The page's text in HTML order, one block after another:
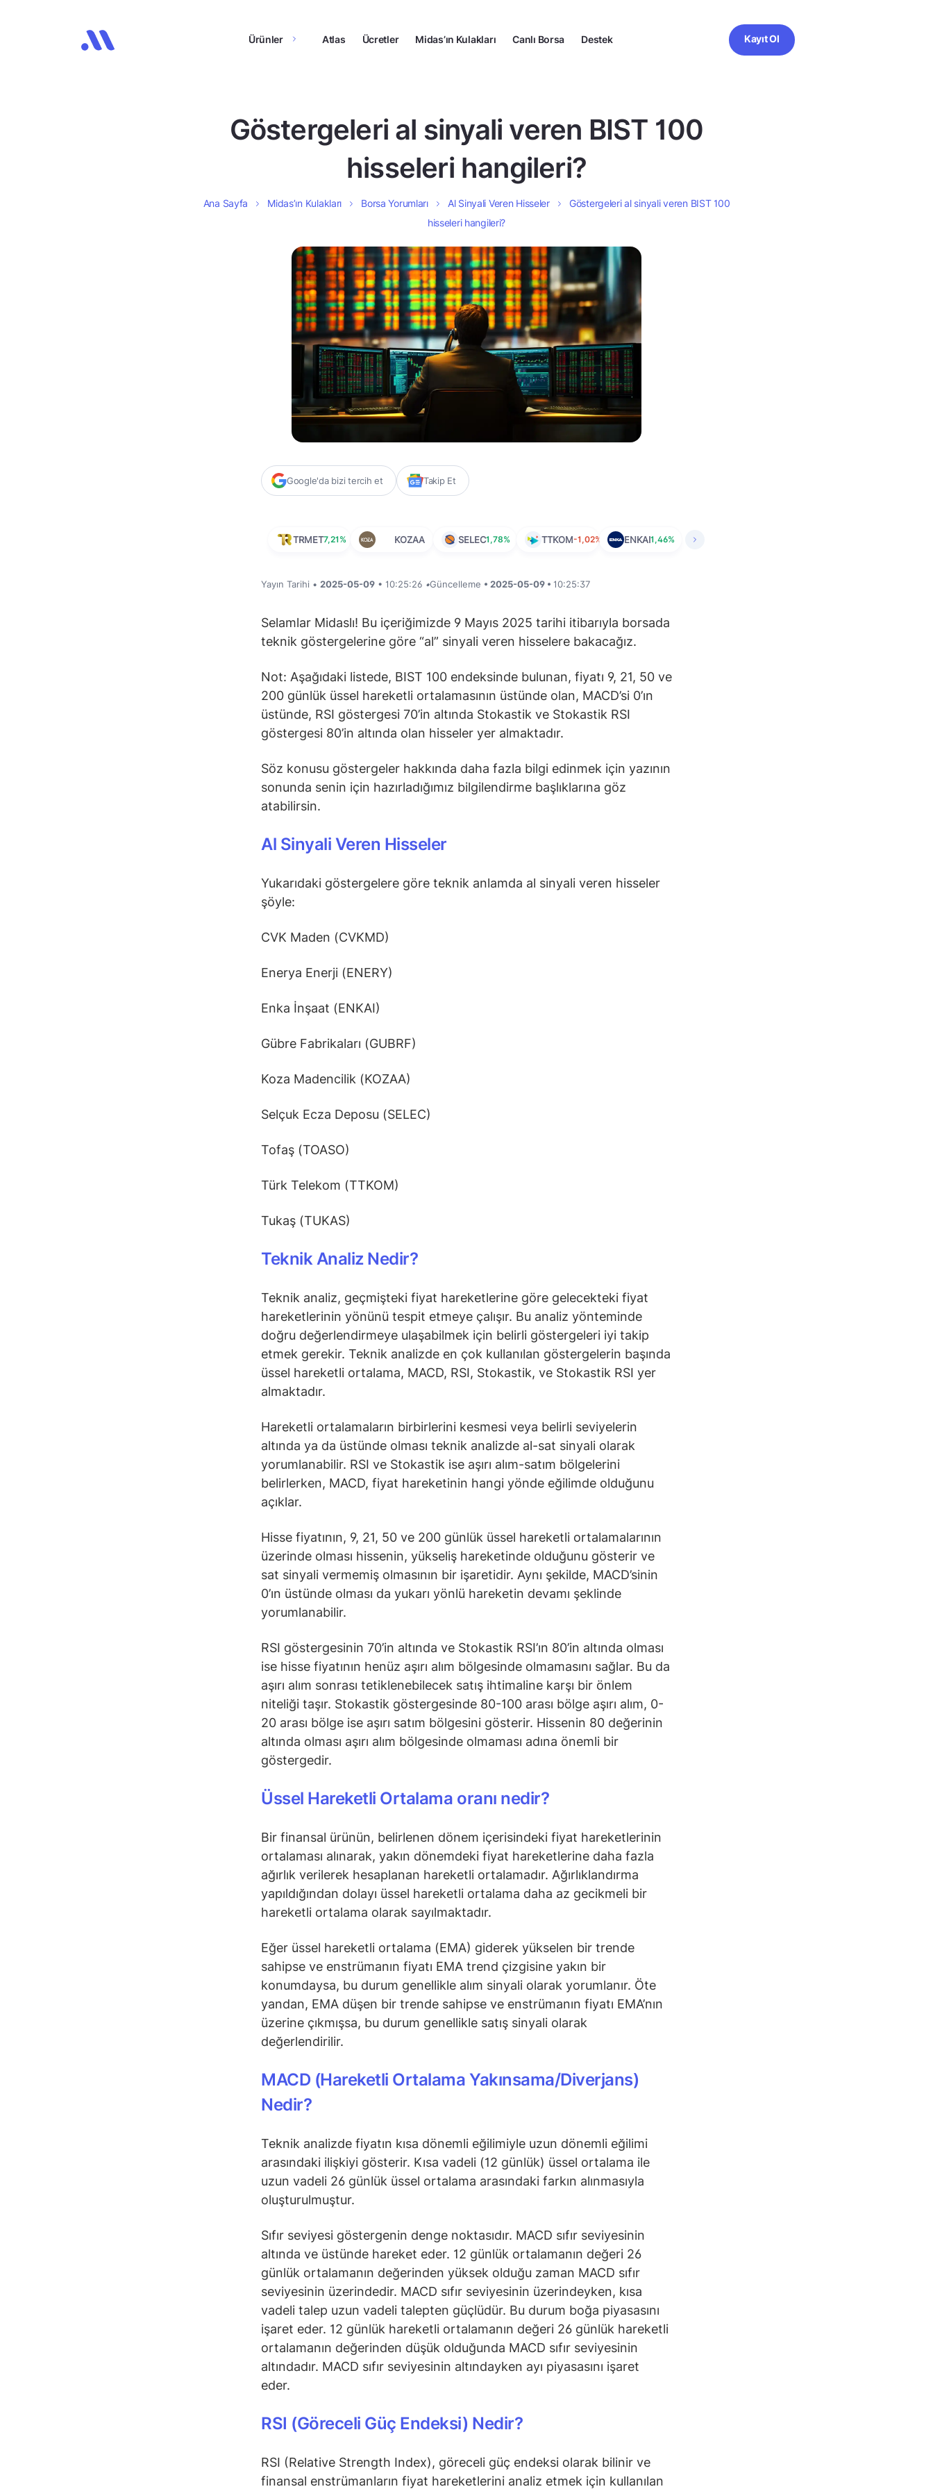
Ürünler Atlas Ücretler Midas’ın Kulakları Canlı Borsa Destek Kayıt Ol
Göstergeleri al sinyali veren BIST 100
hisseleri hangileri?
Ana Sayfa Midas’ın Kulakları Borsa Yorumları Al Sinyali Veren Hisseler
Göstergeleri al sinyali veren BIST 100
hisseleri hangileri?
Google'da bizi tercih et Takip Et
TRMET7,21% KOZAA SELEC1,78% TTKOM-1,02% ENKAI1,46%
Yayın Tarihi • 2025-05-09 • 10:25:26 •Güncelleme • 2025-05-09 • 10:25:37
Selamlar Midaslı! Bu içeriğimizde 9 Mayıs 2025 tarihi itibarıyla borsada
teknik göstergelerine göre “al” sinyali veren hisselere bakacağız.
Not: Aşağıdaki listede, BIST 100 endeksinde bulunan, fiyatı 9, 21, 50 ve
200 günlük üssel hareketli ortalamasının üstünde olan, MACD’si 0’ın
üstünde, RSI göstergesi 70’in altında Stokastik ve Stokastik RSI
göstergesi 80’in altında olan hisseler yer almaktadır.
Söz konusu göstergeler hakkında daha fazla bilgi edinmek için yazının
sonunda senin için hazırladığımız bilgilendirme başlıklarına göz
atabilirsin.
Al Sinyali Veren Hisseler
Yukarıdaki göstergelere göre teknik anlamda al sinyali veren hisseler
şöyle:
CVK Maden (CVKMD)
Enerya Enerji (ENERY)
Enka İnşaat (ENKAI)
Gübre Fabrikaları (GUBRF)
Koza Madencilik (KOZAA)
Selçuk Ecza Deposu (SELEC)
Tofaş (TOASO)
Türk Telekom (TTKOM)
Tukaş (TUKAS)
Teknik Analiz Nedir?
Teknik analiz, geçmişteki fiyat hareketlerine göre gelecekteki fiyat
hareketlerinin yönünü tespit etmeye çalışır. Bu analiz yönteminde
doğru değerlendirmeye ulaşabilmek için belirli göstergeleri iyi takip
etmek gerekir. Teknik analizde en çok kullanılan göstergelerin başında
üssel hareketli ortalama, MACD, RSI, Stokastik, ve Stokastik RSI yer
almaktadır.
Hareketli ortalamaların birbirlerini kesmesi veya belirli seviyelerin
altında ya da üstünde olması teknik analizde al-sat sinyali olarak
yorumlanabilir. RSI ve Stokastik ise aşırı alım-satım bölgelerini
belirlerken, MACD, fiyat hareketinin hangi yönde eğilimde olduğunu
açıklar.
Hisse fiyatının, 9, 21, 50 ve 200 günlük üssel hareketli ortalamalarının
üzerinde olması hissenin, yükseliş hareketinde olduğunu gösterir ve
sat sinyali vermemiş olmasının bir işaretidir. Aynı şekilde, MACD’sinin
0’ın üstünde olması da yukarı yönlü hareketin devamı şeklinde
yorumlanabilir.
RSI göstergesinin 70’in altında ve Stokastik RSI’ın 80’in altında olması
ise hisse fiyatının henüz aşırı alım bölgesinde olmamasını sağlar. Bu da
aşırı alım sonrası tetiklenebilecek satış ihtimaline karşı bir önlem
niteliği taşır. Stokastik göstergesinde 80-100 arası bölge aşırı alım, 0-
20 arası bölge ise aşırı satım bölgesini gösterir. Hissenin 80 değerinin
altında olması aşırı alım bölgesinde olmaması adına önemli bir
göstergedir.
Üssel Hareketli Ortalama oranı nedir?
Bir finansal ürünün, belirlenen dönem içerisindeki fiyat hareketlerinin
ortalaması alınarak, yakın dönemdeki fiyat hareketlerine daha fazla
ağırlık verilerek hesaplanan hareketli ortalamadır. Ağırlıklandırma
yapıldığından dolayı üssel hareketli ortalama daha az gecikmeli bir
hareketli ortalama olarak sayılmaktadır.
Eğer üssel hareketli ortalama (EMA) giderek yükselen bir trende
sahipse ve enstrümanın fiyatı EMA trend çizgisine yakın bir
konumdaysa, bu durum genellikle alım sinyali olarak yorumlanır. Öte
yandan, EMA düşen bir trende sahipse ve enstrümanın fiyatı EMA’nın
üzerine çıkmışsa, bu durum genellikle satış sinyali olarak
değerlendirilir.
MACD (Hareketli Ortalama Yakınsama/Diverjans)
Nedir?
Teknik analizde fiyatın kısa dönemli eğilimiyle uzun dönemli eğilimi
arasındaki ilişkiyi gösterir. Kısa vadeli (12 günlük) üssel ortalama ile
uzun vadeli 26 günlük üssel ortalama arasındaki farkın alınmasıyla
oluşturulmuştur.
Sıfır seviyesi göstergenin denge noktasıdır. MACD sıfır seviyesinin
altında ve üstünde hareket eder. 12 günlük ortalamanın değeri 26
günlük ortalamanın değerinden yüksek olduğu zaman MACD sıfır
seviyesinin üzerindedir. MACD sıfır seviyesinin üzerindeyken, kısa
vadeli talep uzun vadeli talepten güçlüdür. Bu durum boğa piyasasını
işaret eder. 12 günlük hareketli ortalamanın değeri 26 günlük hareketli
ortalamanın değerinden düşük olduğunda MACD sıfır seviyesinin
altındadır. MACD sıfır seviyesinin altındayken ayı piyasasını işaret
eder.
RSI (Göreceli Güç Endeksi) Nedir?
RSI (Relative Strength Index), göreceli güç endeksi olarak bilinir ve
finansal enstrümanların fiyat hareketlerini analiz etmek için kullanılan